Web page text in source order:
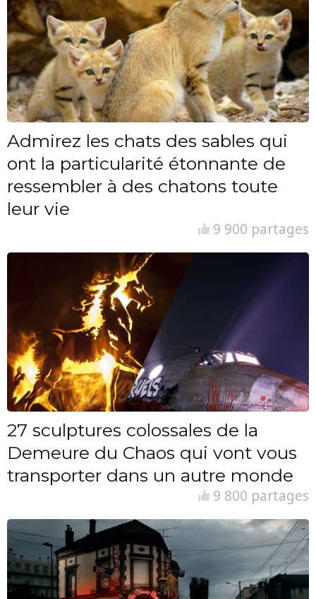
Admirez les chats des sables qui
ont la particularité étonnante de
ressembler à des chatons toute
leur vie
9 900 partages
27 sculptures colossales de la
Demeure du Chaos qui vont vous
transporter dans un autre monde
9 800 partages